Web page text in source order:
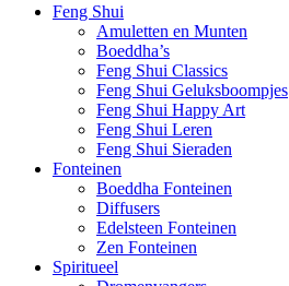
Feng Shui
Amuletten en Munten
Boeddha’s
Feng Shui Classics
Feng Shui Geluksboompjes
Feng Shui Happy Art
Feng Shui Leren
Feng Shui Sieraden
Fonteinen
Boeddha Fonteinen
Diffusers
Edelsteen Fonteinen
Zen Fonteinen
Spiritueel